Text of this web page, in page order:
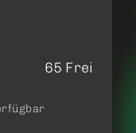
65 Frei